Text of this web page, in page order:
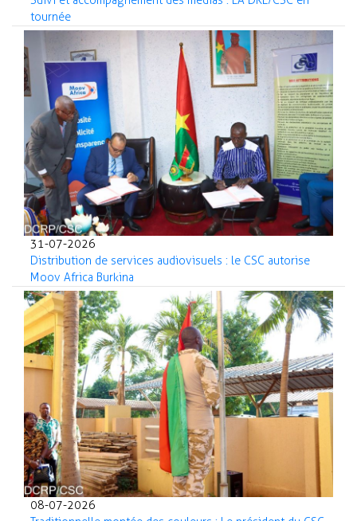
tournée
31-07-2026
Distribution de services audiovisuels : le CSC autorise
Moov Africa Burkina
08-07-2026